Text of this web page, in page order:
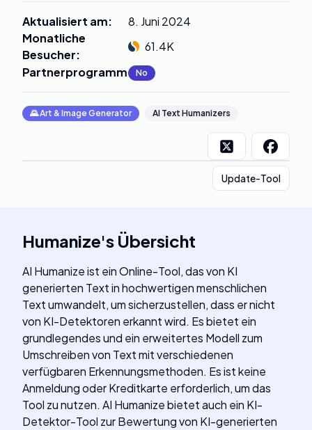
Aktualisiert am:
8. Juni 2024
Monatliche
Besucher:
61.4K
Partnerprogramm: No
🌄Art & Image Generator AI Text Humanizers
Update-Tool
Humanize's Übersicht
AI Humanize ist ein Online-Tool, das von KI
generierten Text in hochwertigen menschlichen
Text umwandelt, um sicherzustellen, dass er nicht
von KI-Detektoren erkannt wird. Es bietet ein
grundlegendes und ein erweitertes Modell zum
Umschreiben von Text mit verschiedenen
verfügbaren Erkennungsmethoden. Es ist keine
Anmeldung oder Kreditkarte erforderlich, um das
Tool zu nutzen. AI Humanize bietet auch ein KI-
Detektor-Tool zur Bewertung von KI-generierten